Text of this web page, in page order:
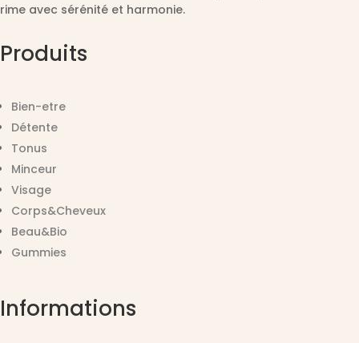
rime avec sérénité et harmonie.
Produits
Bien-etre
Détente
Tonus
Minceur
Visage
Corps&Cheveux
Beau&Bio
Gummies
Informations